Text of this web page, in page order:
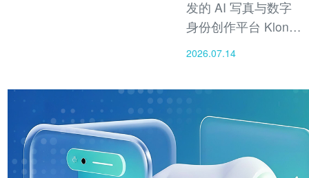
发的 AI 写真与数字
身份创作平台 Klon
AI 正式结束邀请制
Google Play下载即
可使用，Klon AI成为
全球首款将 AI 视觉
2026.07.14